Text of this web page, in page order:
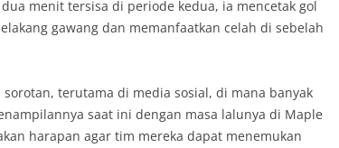
menit tersisa di periode kedua, ia mencetak gol
gawang dan memanfaatkan celah di sebelah
terutama di media sosial, di mana banyak
saat ini dengan masa lalunya di Maple
harapan agar tim mereka dapat menemukan